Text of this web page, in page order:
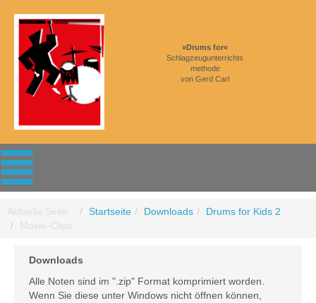
»Drums for«
Schlagzeugunterrichts
methode
von Gerd Carl
Aktuelle Seite: Startseite Downloads
Drums for Kids 2
Movie-Clips
Downloads
Alle Noten sind im ".zip" Format komprimiert worden.
Wenn Sie diese unter Windows nicht öffnen können,